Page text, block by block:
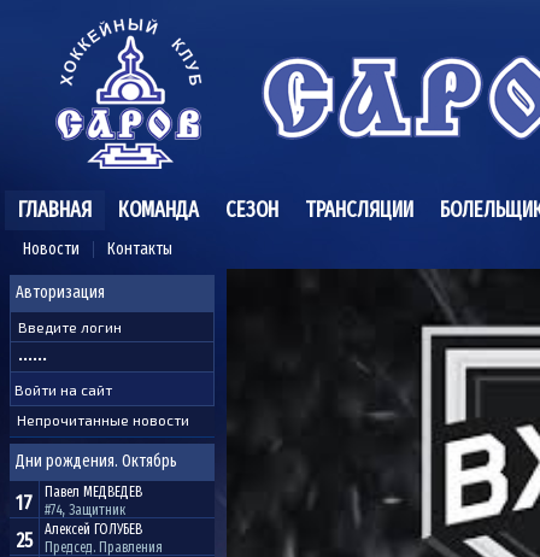
ГЛАВНАЯ
Новости Контакты
КОМАНДА СЕЗОН ТРАНСЛЯЦИИ
Авторизация
Непрочитанные новости
Дни рождения. Октябрь
17 Павел МЕДВЕДЕВ
#74, Защитник
25 Алексей ГОЛУБЕВ
Председ. Правления